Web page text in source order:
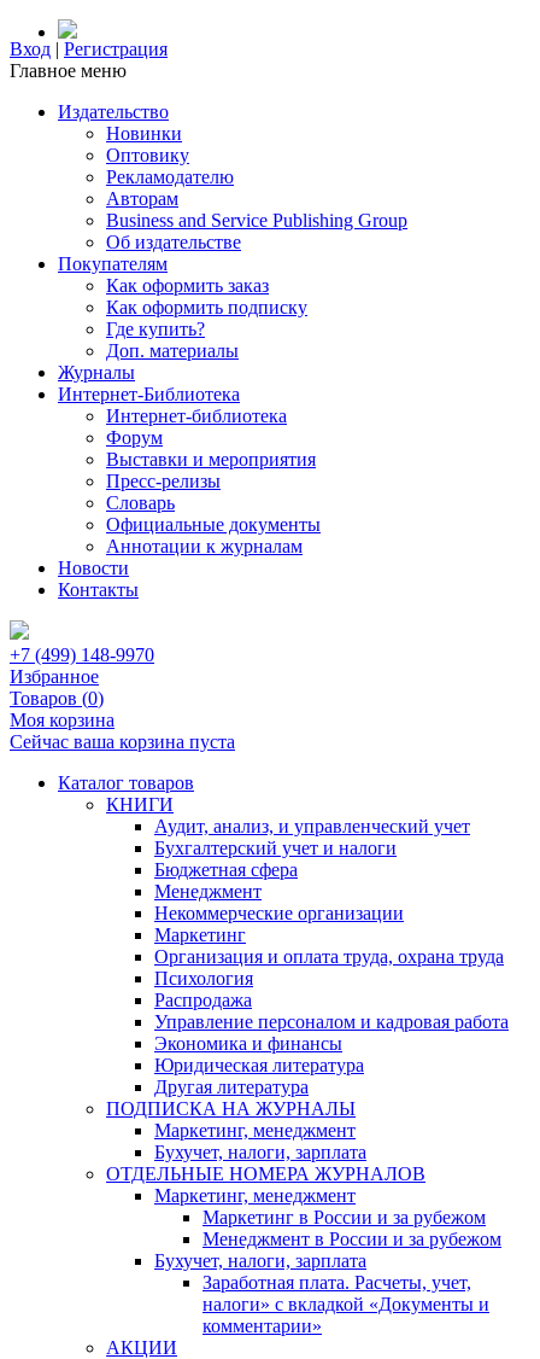
Вход | Регистрация
Главное меню
Издательство
Новинки
Оптовику
Рекламодателю
Авторам
Business and Service Publishing Group
Об издательстве
Покупателям
Как оформить заказ
Как оформить подписку
Где купить?
Доп. материалы
Журналы
Интернет-Библиотека
Интернет-библиотека
Форум
Выставки и мероприятия
Пресс-релизы
Словарь
Официальные документы
Аннотации к журналам
Новости
Контакты
+7 (499) 148-9970
Избранное
Товаров (0)
Моя корзина
Сейчас ваша корзина пуста
Каталог товаров
КНИГИ
Аудит, анализ, и управленческий учет
Бухгалтерский учет и налоги
Бюджетная сфера
Менеджмент
Некоммерческие организации
Маркетинг
Организация и оплата труда, охрана труда
Психология
Распродажа
Управление персоналом и кадровая работа
Экономика и финансы
Юридическая литература
Другая литература
ПОДПИСКА НА ЖУРНАЛЫ
Маркетинг, менеджмент
Бухучет, налоги, зарплата
ОТДЕЛЬНЫЕ НОМЕРА ЖУРНАЛОВ
Маркетинг, менеджмент
Маркетинг в России и за рубежом
Менеджмент в России и за рубежом
Бухучет, налоги, зарплата
Заработная плата. Расчеты, учет,
налоги» с вкладкой «Документы и
комментарии»
АКЦИИ